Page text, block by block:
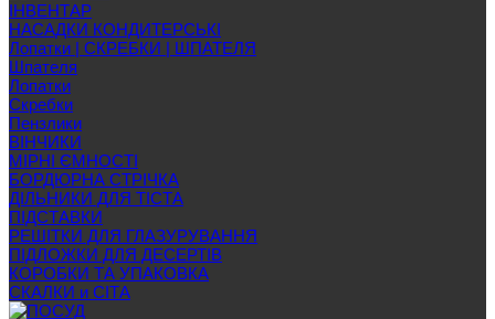
ІНВЕНТАР
НАСАДКИ КОНДИТЕРСЬКІ
Лопатки | СКРЕБКИ | ШПАТЕЛЯ
Шпателя
Лопатки
Скребки
Пензлики
ВІНЧИКИ
МІРНІ ЄМНОСТІ
БОРДЮРНА СТРІЧКА
ДІЛЬНИКИ ДЛЯ ТІСТА
ПІДСТАВКИ
РЕШІТКИ ДЛЯ ГЛАЗУРУВАННЯ
ПІДЛОЖКИ ДЛЯ ДЕСЕРТІВ
КОРОБКИ ТА УПАКОВКА
СКАЛКИ и СІТА